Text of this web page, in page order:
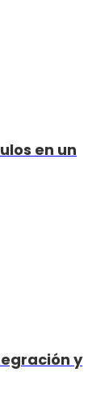
en un
y